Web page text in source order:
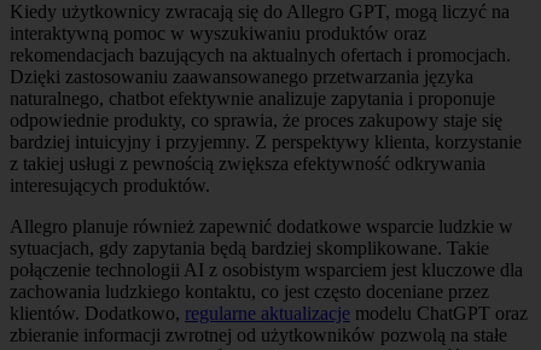
Kiedy użytkownicy zwracają się do Allegro GPT, mogą liczyć na
interaktywną pomoc w wyszukiwaniu produktów oraz
rekomendacjach bazujących na aktualnych ofertach i promocjach.
Dzięki zastosowaniu zaawansowanego przetwarzania języka
naturalnego, chatbot efektywnie analizuje zapytania i proponuje
odpowiednie produkty, co sprawia, że proces zakupowy staje się
bardziej intuicyjny i przyjemny. Z perspektywy klienta, korzystanie
z takiej usługi z pewnością zwiększa efektywność odkrywania
interesujących produktów.
Allegro planuje również zapewnić dodatkowe wsparcie ludzkie w
sytuacjach, gdy zapytania będą bardziej skomplikowane. Takie
połączenie technologii AI z osobistym wsparciem jest kluczowe dla
zachowania ludzkiego kontaktu, co jest często doceniane przez
klientów. Dodatkowo, regularne aktualizacje modelu ChatGPT oraz
zbieranie informacji zwrotnej od użytkowników pozwolą na stałe